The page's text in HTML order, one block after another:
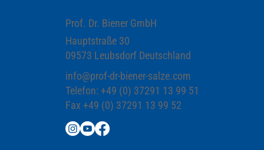
Prof. Dr. Biener GmbH
Hauptstraße 30
09573 Leubsdorf Deutschland
info@prof-dr-biener-salze.com
Telefon: +49 (0) 37291 13 99 51
Fax +49 (0) 37291 13 99 52